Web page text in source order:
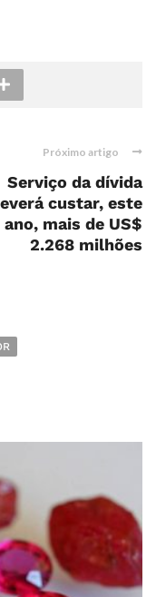
Próximo artigo
Serviço da dívida
custar, este
ano, mais de US$
2.268 milhões